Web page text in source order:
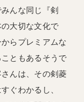
んな同じ『剣
大切な文化で
らプレミアムな
ともあるそうで
んは、その剣菱
ぐわかるし、